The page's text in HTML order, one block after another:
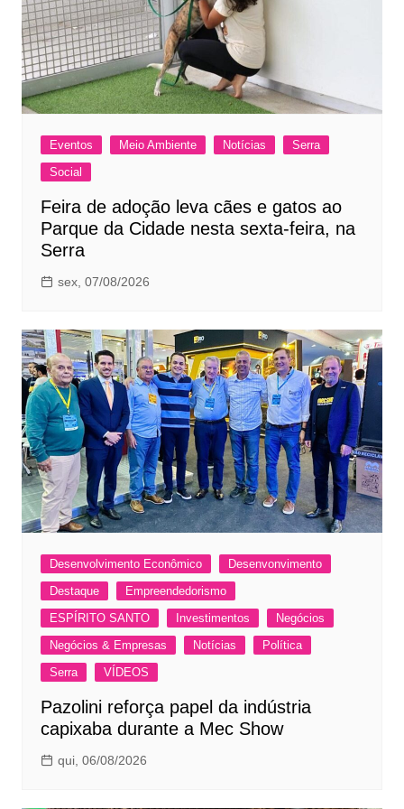
Eventos Meio Ambiente Notícias
Serra
Social
Feira de adoção leva cães e gatos ao
Parque da Cidade nesta sexta-feira, na
Serra
sex, 07/08/2026
Desenvolvimento Econômico
Desenvonvimento
Destaque
Empreendedorismo
ESPÍRITO SANTO
Investimentos
Negócios
Negócios & Empresas
Notícias
Política
Serra
VÍDEOS
Pazolini reforça papel da indústria
capixaba durante a Mec Show
qui, 06/08/2026